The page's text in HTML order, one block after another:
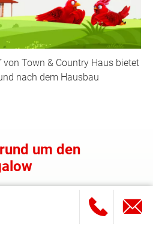
von Town & Country Haus bietet
nach dem Hausbau
um den
Wie sieht ein
Größe hat ein Grundstück